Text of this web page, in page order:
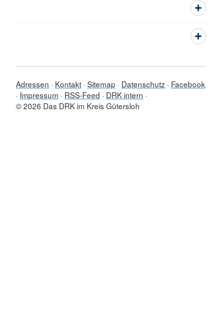
Adressen Kontakt Sitemap Datenschutz
Facebook
Impressum
RSS-Feed
DRK intern
© 2026 Das DRK im Kreis Gütersloh